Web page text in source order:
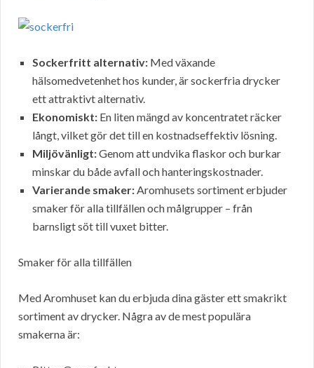
Sockerfritt alternativ: Med växande
hälsomedvetenhet hos kunder, är sockerfria drycker
ett attraktivt alternativ.
Ekonomiskt: En liten mängd av koncentratet räcker
långt, vilket gör det till en kostnadseffektiv lösning.
Miljövänligt:Genom att undvika flaskor och burkar
minskar du både avfall och hanteringskostnader.
Varierande smaker:Aromhusets sortiment erbjuder
smaker för alla tillfällen och målgrupper – från
barnsligt söt till vuxet bitter.
Smaker för alla tillfällen
Med Aromhuset kan du erbjuda dina gäster ett smakrikt
sortiment av drycker. Några av de mest populära
smakerna är: